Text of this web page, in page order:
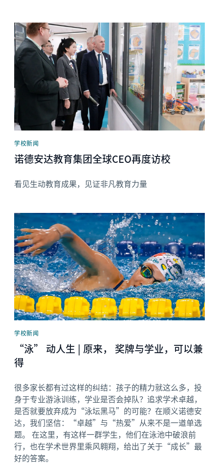
News image
学校新闻
诺德安达教育集团全球CEO再度访校
看见生动教育成果，见证非凡教育力量
News image
学校新闻
“泳” 动人生 | 原来， 奖牌与学业，可以兼
得
很多家长都有过这样的纠结：孩子的精力就这么多，投
身于专业游泳训练，学业是否会掉队？追求学术卓越，
是否就要放弃成为“泳坛黑马”的可能？在顺义诺德安
达，我们坚信：“卓越”与“热爱”从来不是一道单选
题。 在这里，有这样一群学生，他们在泳池中破浪前
行，也在学术世界里乘风翱翔，给出了关于“成长”最
好的答案。